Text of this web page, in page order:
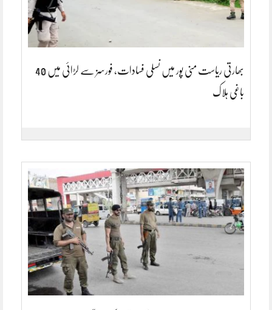
بھارتی ریاست منی پور میں نسلی فسادات، فورسز سے لڑائی میں 40
باغی ہلاک